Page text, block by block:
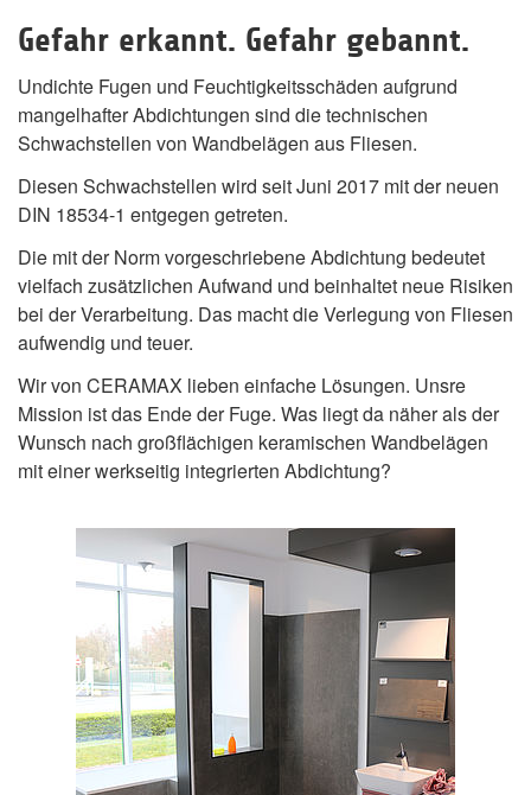
Gefahr erkannt. Gefahr gebannt.
Undichte Fugen und Feuchtigkeitsschäden aufgrund
mangelhafter Abdichtungen sind die technischen
Schwachstellen von Wandbelägen aus Fliesen.
Diesen Schwachstellen wird seit Juni 2017 mit der neuen
DIN 18534-1 entgegen getreten.
Die mit der Norm vorgeschriebene Abdichtung bedeutet
vielfach zusätzlichen Aufwand und beinhaltet neue Risiken
bei der Verarbeitung. Das macht die Verlegung von Fliesen
aufwendig und teuer.
Wir von CERAMAX lieben einfache Lösungen. Unsre
Mission ist das Ende der Fuge. Was liegt da näher als der
Wunsch nach großflächigen keramischen Wandbelägen
mit einer werkseitig integrierten Abdichtung?